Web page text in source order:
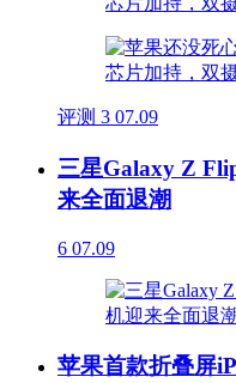
评测 3 07.09
三星Galaxy Z
来全面退潮
6 07.09
苹果首款折叠屏